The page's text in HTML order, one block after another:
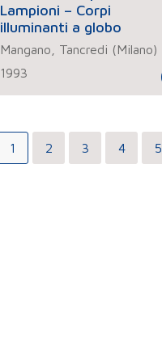
Lampioni – Corpi
illuminanti a globo
Mangano, Tancredi (Milano)
1993
1 2 3 4 5